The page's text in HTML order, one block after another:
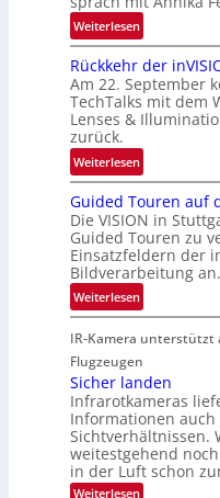
f
a
h
r
t
t
e
c
h
i
k
s
c
h
a
f
t
i
s
c
h
e
n
4
K
-
M
e
m
s
u
n
d
Weiterlesen:
U
n
b
e
g
r
e
z
t
e
M
ö
g
l
i
c
h
k
e
i
t
Rückkehr der
Am 22. September
TechTalks mit dem
Lenses &
zurück.
Weiterlesen:
R
ü
c
k
k
e
h
d
e
r
i
n
V
I
S
Guided Touren auf
Die VISION in
Guided Touren zu
Einsatzfeldern der
Bildverarbeitung an.
Weiterlesen:
G
u
i
d
e
d
T
o
u
IR-Kamera unterstützt
Flugzeugen
Sicher landen
Infrarotkameras
Informationen
Sichtverhältnissen.
weitestgehend
in der Luft schon
Weiterlesen: